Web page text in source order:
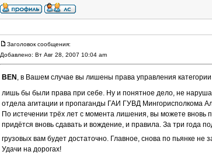
Заголовок сообщения:
Добавлено: Вт Авг 28, 2007 10:04 am
BEN , в Вашем случае вы лишены права управления
лишь бы были права при себе. Ну и понятное дело, не
отдела агитации и пропаганды ГАИ ГУВД Мингорисполкома
По истечении трёх лет с момента лишения, вы можете вновь
придётся вновь сдавать и вождение, и правила. За три года
грузовых вам будет достаточно. Главное, снова по пьянке не
Удачи на дорогах!